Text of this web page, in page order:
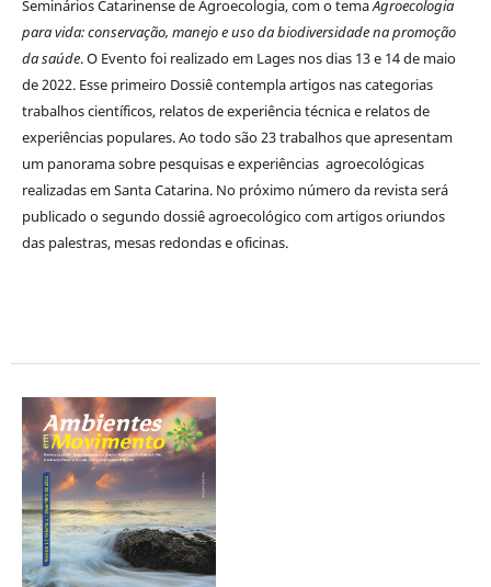
Seminários Catarinense de Agroecologia, com o temaAgroecologia
para vida: conservação, manejo e uso da biodiversidade na promoção
da saúde. O Evento foi realizado em Lages nos dias 13 e 14 de maio
de 2022. Esse primeiro Dossiê contempla artigos nas categorias
trabalhos científicos, relatos de experiência técnica e relatos de
experiências populares. Ao todo são 23 trabalhos que apresentam
um panorama sobre pesquisas e experiências agroecológicas
realizadas em Santa Catarina. No próximo número da revista será
publicado o segundo dossiê agroecológico com artigos oriundos
das palestras, mesas redondas e oficinas.